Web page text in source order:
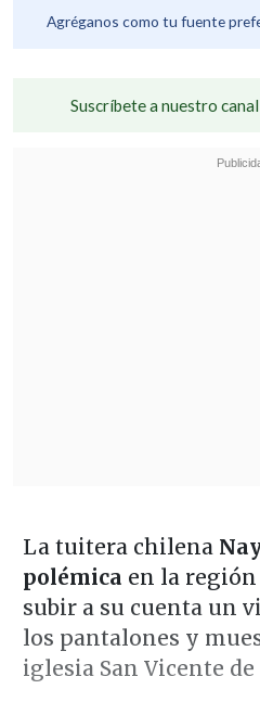
Agréganos como tu fuente
Suscríbete a nuestro
La tuitera chilena
polémica en la región
subir a su cuenta un
los pantalones y
iglesia San Vicente de